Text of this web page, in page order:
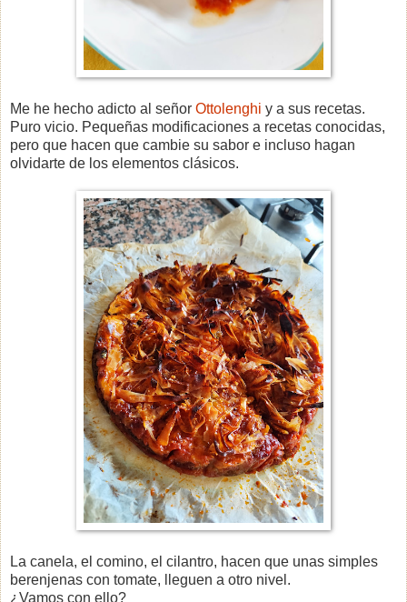
Me he hecho adicto al señor Ottolenghi y a sus recetas.
Puro vicio. Pequeñas modificaciones a recetas conocidas,
pero que hacen que cambie su sabor e incluso hagan
olvidarte de los elementos clásicos.
La canela, el comino, el cilantro, hacen que unas simples
berenjenas con tomate, lleguen a otro nivel.
¿Vamos con ello?